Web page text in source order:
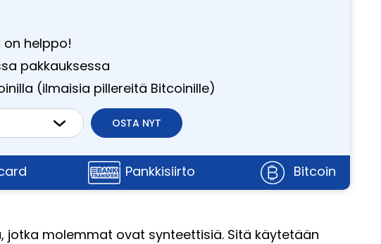
helppo!
pakkauksessa
(ilmaisia ​​pillereitä Bitcoinille)
OSTA NYT
Pankkisiirto Bitcoin
molemmat ovat synteettisiä. Sitä käytetään